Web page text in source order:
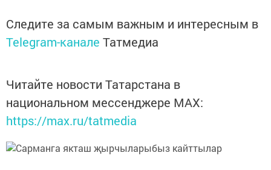
Следите за самым важным и интересным в
Telegram-канале Татмедиа
Читайте новости Татарстана в
национальном мессенджере MАХ:
https://max.ru/tatmedia